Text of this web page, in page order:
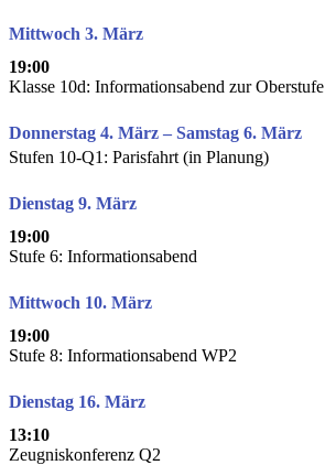
Mittwoch 3. März
19:00
Klasse 10d: Informationsabend zur Oberstufe
Donnerstag 4. März – Samstag 6. März
Stufen 10-Q1: Parisfahrt (in Planung)
Dienstag 9. März
19:00
Stufe 6: Informationsabend
Mittwoch 10. März
19:00
Stufe 8: Informationsabend WP2
Dienstag 16. März
13:10
Zeugniskonferenz Q2